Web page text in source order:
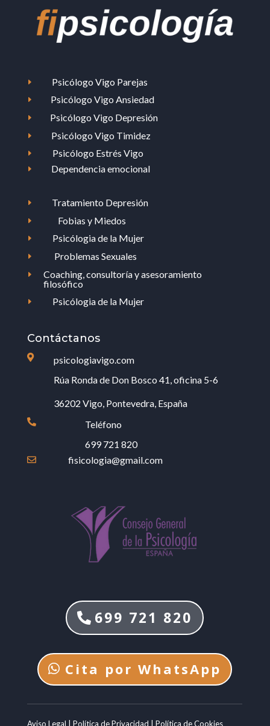
E Psicólogo Vigo Parejas
E Psicólogo Vigo Ansiedad
E Psicólogo Vigo Depresión
E Psicólogo Vigo Timidez
E Psicólogo Estrés Vigo
E Dependencia emocional
E Tratamiento Depresión
E Fobias y Miedos
E Psicólogia de la Mujer
E Problemas Sexuales
E
Coaching, consultoría y asesoramiento
filosófico
E Psicólogia de la Mujer
Contáctanos

psicologiavigo.com
Rúa Ronda de Don Bosco 41, oficina 5-6
36202 Vigo, Pontevedra, España

Teléfono
699 721 820
 fisicologia@gmail.com
699 721 820
Cita por WhatsApp
Aviso Legal | Política de Privacidad Política de Cookies